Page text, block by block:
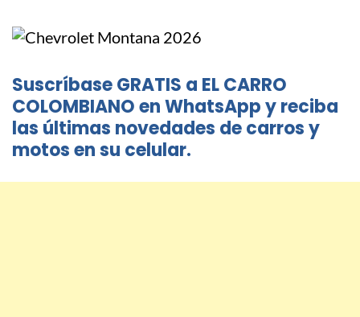
Suscríbase GRATIS a EL CARRO
COLOMBIANO en WhatsApp y reciba
las últimas novedades de carros y
motos en su celular.